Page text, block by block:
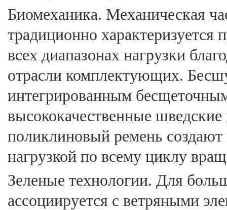
Биомеханика. Механическая
традиционно
всех диапазонах нагрузки
отрасли комплектующих.
интегрированным
высококачественные
поликлиновый ремень
нагрузкой по всему циклу
Зеленые технологии. Для
ассоциируется с ветряными